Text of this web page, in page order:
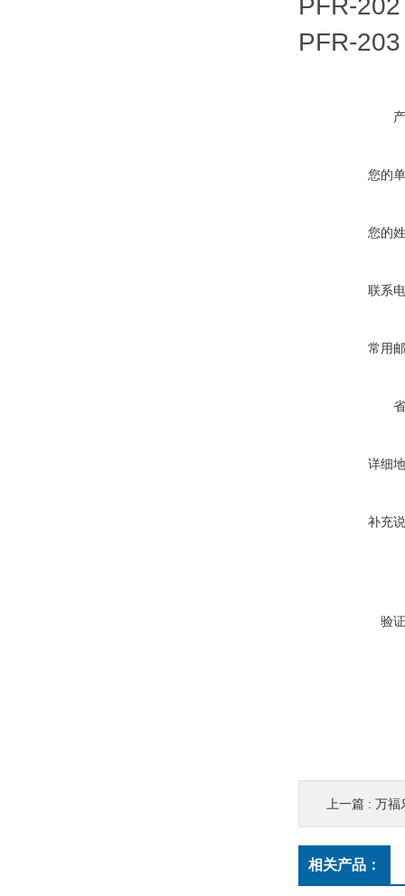
PFR-202
PFR-203
您的
您的
联系
常用
详细
补充
验
上一篇 : 万福
相关产品：